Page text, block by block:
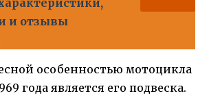
и отзывы
особенностью мотоцикла
года является его подвеска.